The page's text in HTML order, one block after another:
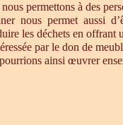
permettons à des
nous permet aussi
les déchets en
par le don de
ainsi œuvrer